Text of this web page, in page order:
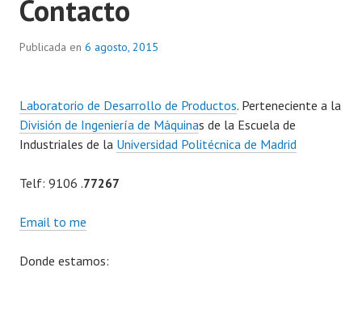
Contacto
Publicada en 6 agosto, 2015
Laboratorio de Desarrollo de Productos. Perteneciente a la
División de Ingeniería de Máquinas de la Escuela de
Industriales de la Universidad Politécnica de Madrid
Telf: 9106 .77267
Email to me
Donde estamos: